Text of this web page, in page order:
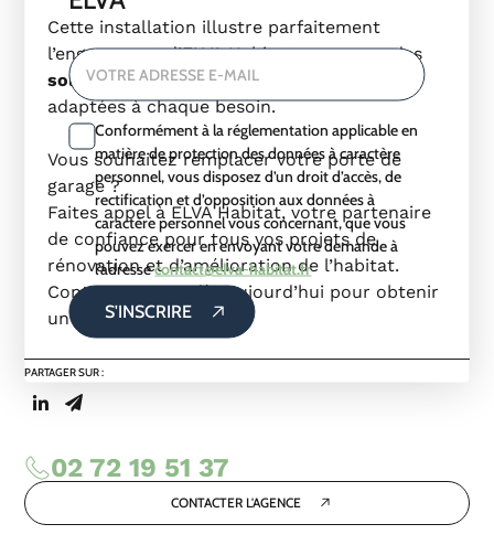
Cette installation illustre parfaitement
l’engagement d’ELVA Habitat : proposer des
solutions esthétiques et performantes
adaptées à chaque besoin.
Vous souhaitez remplacer votre porte de
garage ?
Faites appel à ELVA Habitat, votre partenaire
de confiance pour tous vos projets de
rénovation et d’amélioration de l’habitat.
Contactez-nous dès aujourd’hui pour obtenir
un devis personnalisé.
PARTAGER SUR :
02 72 19 51 37
CONTACTER L'AGENCE
VOTRE ADRESSE E-MAIL
Conformément à la réglementation applicable en
matière de protection des données à caractère
personnel, vous disposez d’un droit d’accès, de
rectification et d’opposition aux données à
caractère personnel vous concernant, que vous
pouvez exercer en envoyant votre demande à
l’adressecontact@elva-habitat.fr
S'INSCRIRE